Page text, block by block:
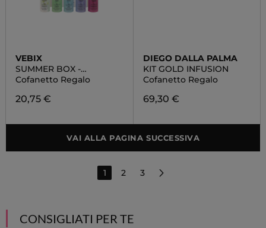
VEBIX
SUMMER BOX -
EDIZIONE LIMITATA
Cofanetto Regalo
20,75 €
DIEGO DALLA PALMA
KIT GOLD INFUSION
Cofanetto Regalo
69,30 €
VAI ALLA PAGINA SUCCESSIVA
1 2 3
CONSIGLIATI PER TE